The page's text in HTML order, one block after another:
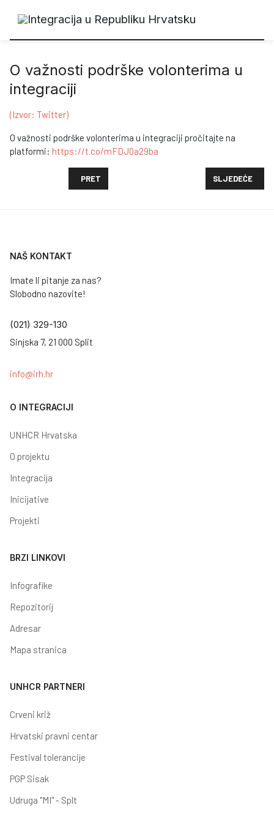
O važnosti podrške volonterima u
integraciji
(Izvor: Twitter)
O važnosti podrške volonterima u integraciji pročitajte na
platformi: https://t.co/mFDJ0a29ba
PRETHODNI ČLANAK: POZIVAMO VAS NA PRVI OD
PRET SLJEDEĆI
SLJEDEĆE
NAŠ KONTAKT
Imate li pitanje za nas?
Slobodno nazovite!
(021) 329-130
Sinjska 7, 21 000 Split
info@irh.hr
O INTEGRACIJI
UNHCR Hrvatska
O projektu
Integracija
Inicijative
Projekti
BRZI LINKOVI
Infografike
Repozitorij
Adresar
Mapa stranica
UNHCR PARTNERI
Crveni križ
Hrvatski pravni centar
Festival tolerancije
PGP Sisak
Udruga "MI" - Splt